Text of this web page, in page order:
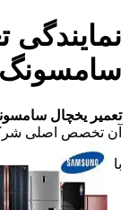
نمایندگی
تعمیر یخچال
آن تخصص اصلی
با